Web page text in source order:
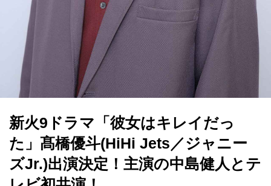
新火9ドラマ「彼女はキレイだっ
た」髙橋優斗(HiHi Jets／ジャニー
ズJr.)出演決定！主演の中島健人とテ